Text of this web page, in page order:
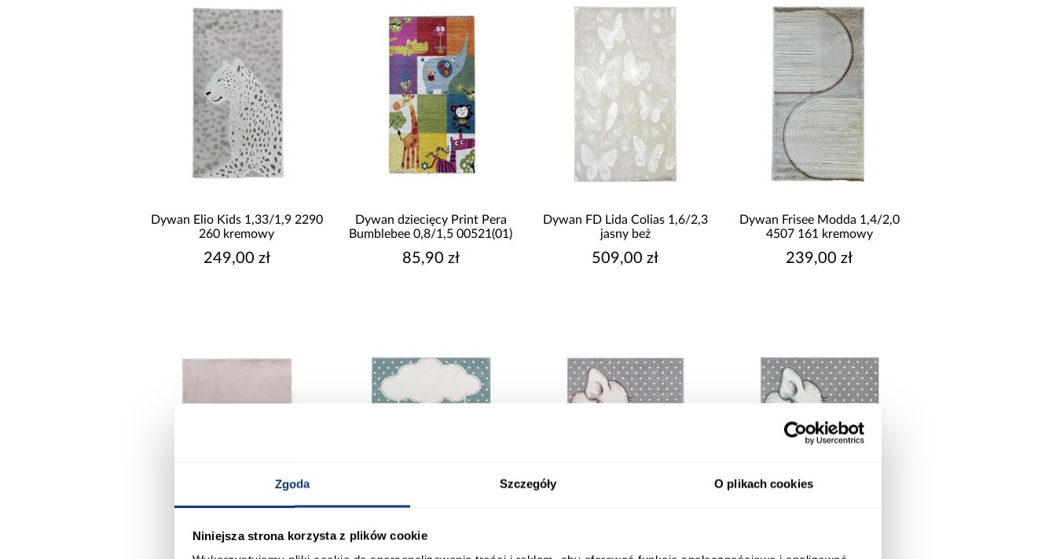
Zgoda Szczegóły O plikach cookies
Niniejsza strona korzysta z plików cookie
WYSOKOŚĆ [CM]
CZAS REALIZACJI OD
CZAS REALIZACJI DO
Pokaż więcej
WYSOKOŚĆ WŁOSA [MM]
Dywan Elio Kids 1,33/1,9 2290
260 kremowy
249,00 zł
Dywan dziecięcy Print Pera
Bumblebee 0,8/1,5 00521(01)
85,90 zł
Dywan FD Lida Colias 1,6/2,3
jasny beż
509,00 zł
Dywan Frisee Modda 1,4/2,0
4507 161 kremowy
239,00 zł